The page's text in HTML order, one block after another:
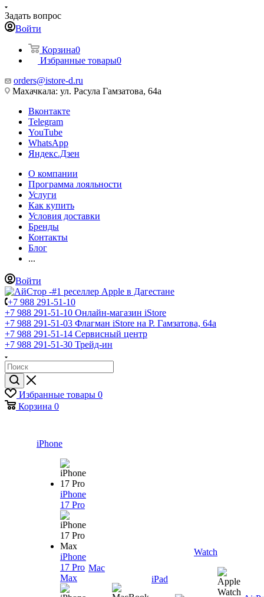
Задать вопрос
Войти
Корзина0
Избранные товары0
orders@istore-d.ru
Махачкала: ул. Расула Гамзатова, 64а
Вконтакте
Telegram
YouTube
WhatsApp
Яндекс.Дзен
О компании
Программа лояльности
Услуги
Как купить
Условия доставки
Бренды
Контакты
Блог
...
Войти
+7 988 291-51-10
+7 988 291-51-10 Онлайн-магазин iStore
+7 988 291-51-03 Флагман iStore на Р. Гамзатова, 64а
+7 988 291-51-14 Сервисный центр
+7 988 291-51-30 Трейд-ин
Избранные товары 0
Корзина 0
iPhone
iPhone
17 Pro
iPhone
17 Pro
Max
Mac
iPad
Watch